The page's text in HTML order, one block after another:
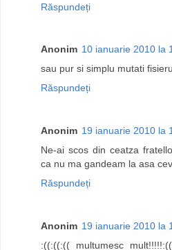
Răspundeți
Anonim 10 ianuarie 2010 la
sau pur si simplu mutati
Răspundeți
Anonim 19 ianuarie 2010 la
Ne-ai scos din ceatza
ca nu ma gandeam la asa
Răspundeți
Anonim 19 ianuarie 2010 la
:((:((:(( multumesc